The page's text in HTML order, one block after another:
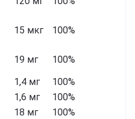
15 мкг
100%
19 мг
100%
1,4 мг
100%
1,6 мг
100%
18 мг
100%